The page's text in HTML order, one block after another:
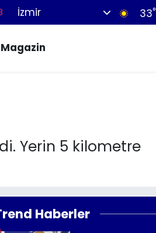
İzmir 33°
Magazin
Yerin 5 kilometre
Haberler